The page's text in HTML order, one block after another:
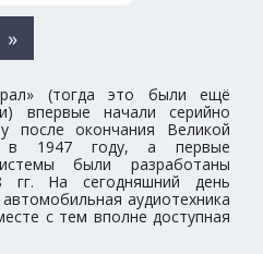
»
(тогда это были ещё
впервые начали серийно
после окончания Великой
в 1947 году, а первые
были разработаны
гг. На сегодняшний день
аудиотехника
с тем вполне доступная